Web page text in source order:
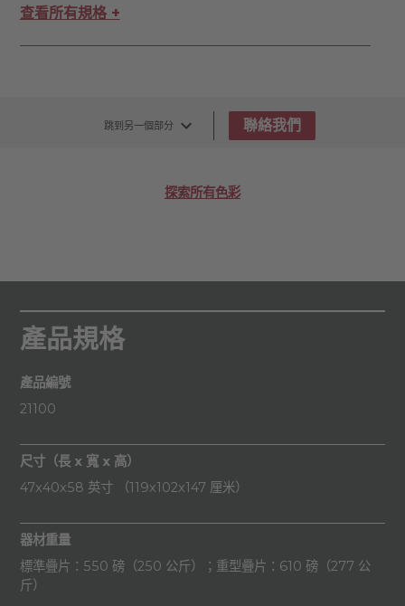
查看所有規格 +
跳到另一個部分 聯絡我們
探索所有色彩
產品規格
產品編號
21100
尺寸（長 x 寬 x 高）
47x40x58 英寸 （119x102x147 厘米）
器材重量
標準疊片：550 磅（250 公斤）；重型疊片：610 磅（277 公
斤）